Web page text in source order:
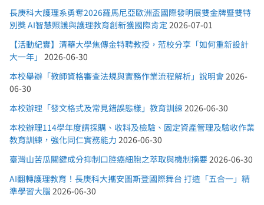
長庚科大護理系勇奪2026羅馬尼亞歐洲盃國際發明展雙金牌暨雙特
別獎 AI智慧照護與護理教育創新獲國際肯定 2026-07-01
【活動紀實】清華大學焦傳金特聘教授，蒞校分享「如何重新設計
大一年」 2026-06-30
本校舉辦「教師資格審查法規與實務作業流程解析」說明會2026-
06-30
本校辦理「發文格式及常見錯誤態樣」教育訓練2026-06-30
本校辦理114學年度請採購、收料及檢驗、固定資產管理及驗收作業
教育訓練，強化同仁實務能力 2026-06-30
臺灣山苦瓜關鍵成分抑制口腔癌細胞之萃取與機制摘要2026-06-30
AI翻轉護理教育！長庚科大攜安圖斯登國際舞台 打造「五合一」精
準學習大腦 2026-06-30